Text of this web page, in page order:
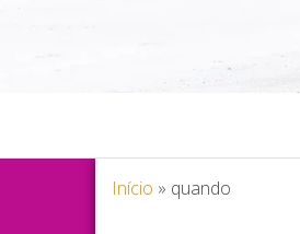
Início » quando